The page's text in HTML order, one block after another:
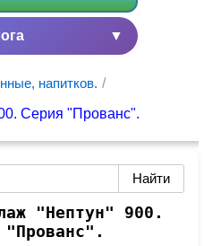
▼
напитков. /
Серия "Прованс".
"Нептун" 900.
"Прованс".